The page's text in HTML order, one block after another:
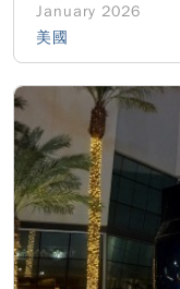
January 2026
美國